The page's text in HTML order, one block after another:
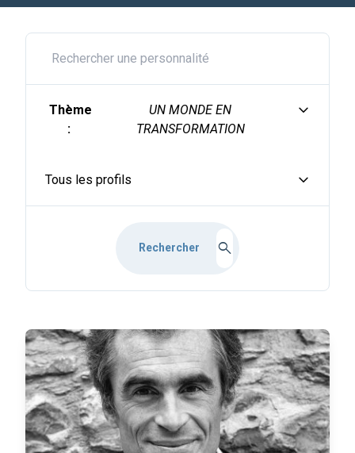
Thème
:
UN MONDE EN
TRANSFORMATION
expand_more
Tous les profils expand_more
Rechercher search